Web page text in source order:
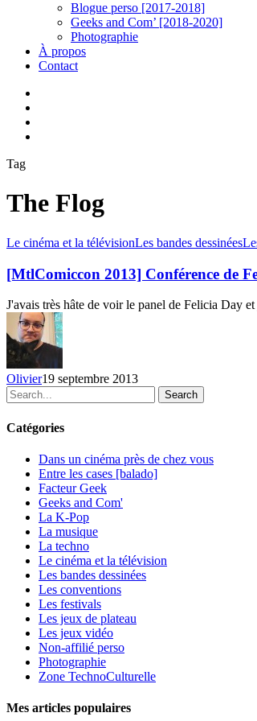
Blogue perso [2017-2018]
Geeks and Com’ [2018-2020]
Photographie
À propos
Contact
Tag
The Flog
[MtlComiccon
Conférence
de
Felicia
Day
Le cinéma et la télévisionLes bandes dessinées
[MtlComiccon 2013] Conférence de
J'avais très hâte de voir le panel de Felicia Day
Olivier19 septembre 2013
Search
Catégories
Dans un cinéma près de chez vous
Entre les cases [balado]
Facteur Geek
Geeks and Com'
La K-Pop
La musique
La techno
Le cinéma et la télévision
Les bandes dessinées
Les conventions
Les festivals
Les jeux de plateau
Les jeux vidéo
Non-affilié perso
Photographie
Zone TechnoCulturelle
Mes articles populaires